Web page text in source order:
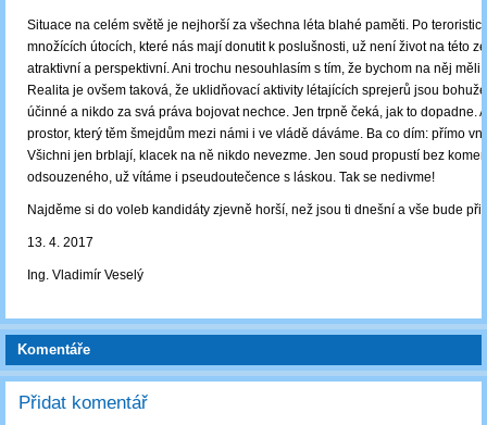
Situace na celém světě je nejhorší za všechna léta blahé paměti. Po
množících útocích, které nás mají donutit k poslušnosti, už není život na této
atraktivní a perspektivní. Ani trochu nesouhlasím s tím, že bychom na něj měli
Realita je ovšem taková, že uklidňovací aktivity létajících sprejerů jsou
účinné a nikdo za svá práva bojovat nechce. Jen trpně čeká, jak to dopadne.
prostor, který těm šmejdům mezi námi i ve vládě dáváme. Ba co dím: přímo
Všichni jen brblají, klacek na ně nikdo nevezme. Jen soud propustí bez
odsouzeného, už vítáme i pseudoutečence s láskou. Tak se nedivme!
Najděme si do voleb kandidáty zjevně horší, než jsou ti dnešní a vše bude při
13. 4. 2017
Ing. Vladimír Veselý
Komentáře
Přidat komentář